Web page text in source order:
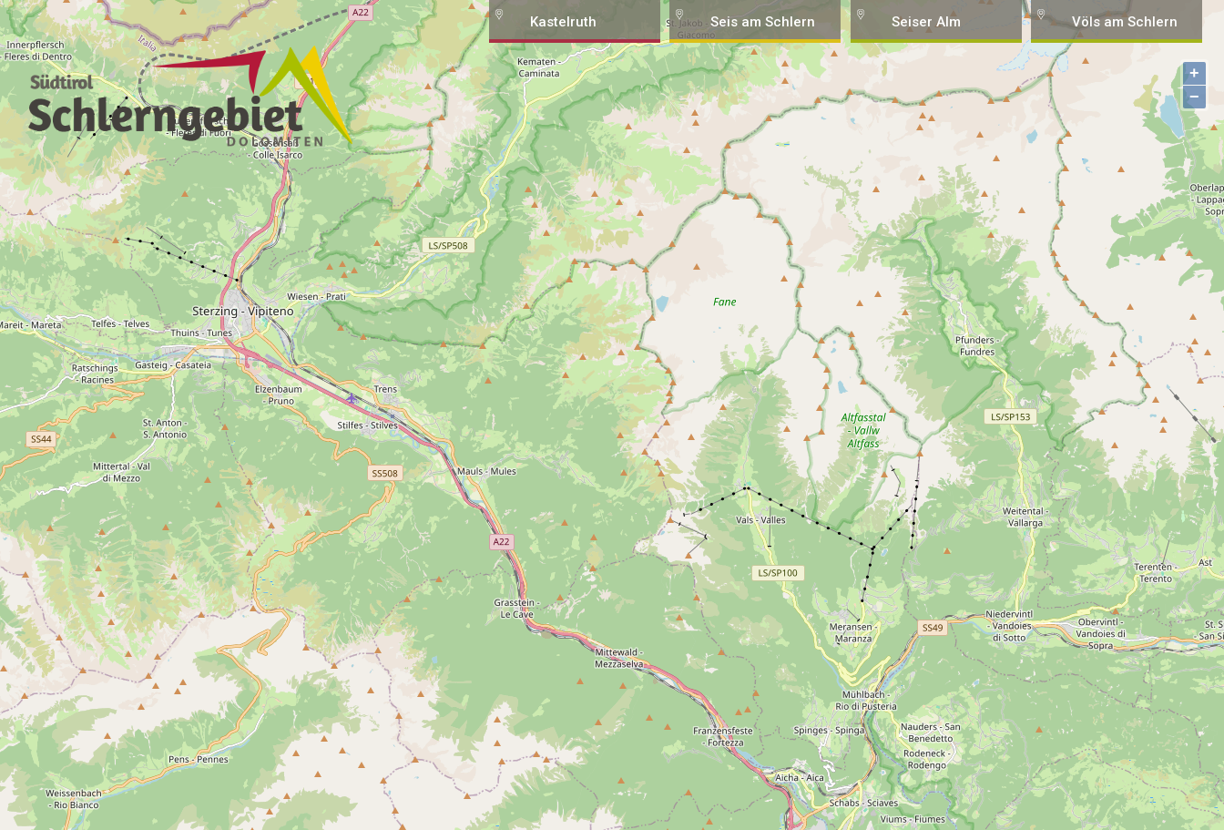
Kastelruth Seis am Schlern Seiser Alm Völs am Schlern
+
−